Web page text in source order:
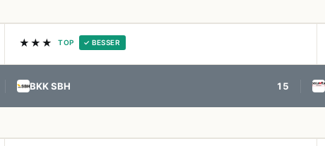
★★★ TOP ✓ BESSER
BKK SBH 15